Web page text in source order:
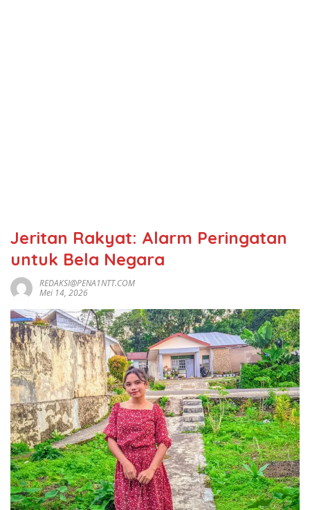
Jeritan Rakyat: Alarm Peringatan
untuk Bela Negara
REDAKSI@PENA1NTT.COM
Mei 14, 2026